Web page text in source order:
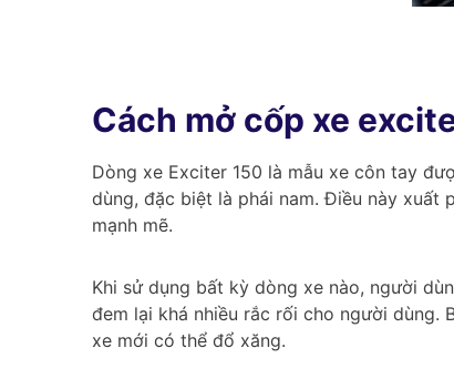
Cách mở cốp xe
Dòng xe Exciter 150 là mẫu xe côn tay
dùng, đặc biệt là phái nam. Điều này xuất
mạnh mẽ.
Khi sử dụng bất kỳ dòng xe nào, người
đem lại khá nhiều rắc rối cho người
xe mới có thể đổ xăng.